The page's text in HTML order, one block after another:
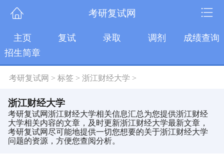
考研复试网
主页 复试 录取 调剂
成绩查询
招生简章
考研复试网 > 标签 > 浙江财经大学 >
浙江财经大学
考研复试网浙江财经大学相关信息汇总为您提供浙江财经
大学相关内容的文章，及时更新浙江财经大学最新文章，
考研复试网尽可能地提供一切您想要的关于浙江财经大学
问题的资源，方便您查阅分析。